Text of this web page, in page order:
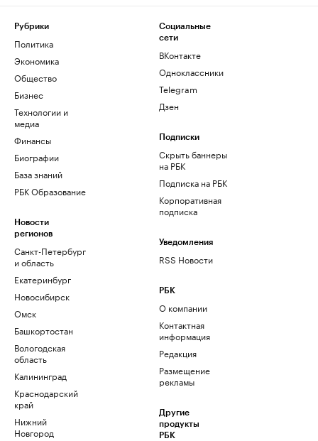
Рубрики
Политика
Экономика
Общество
Бизнес
Технологии и
медиа
Финансы
Биографии
База знаний
РБК Образование
Новости
регионов
Санкт-Петербург
и область
Екатеринбург
Новосибирск
Омск
Башкортостан
Вологодская
область
Калининград
Краснодарский
край
Нижний
Новгород
Социальные
сети
ВКонтакте
Одноклассники
Telegram
Дзен
Подписки
Скрыть баннеры
на РБК
Подписка на РБК
Корпоративная
подписка
Уведомления
RSS Новости
РБК
О компании
Контактная
информация
Редакция
Размещение
рекламы
Другие
продукты
РБК